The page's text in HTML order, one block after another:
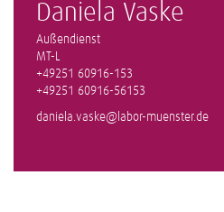
Daniela Vaske
Außendienst
MT-L
+49251 60916-153
+49251 60916-56153
daniela.vaske@labor-muenster.de